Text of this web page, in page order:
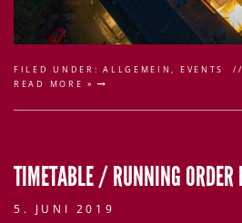
FILED UNDER:ALLGEMEIN, EVENTS
READ MORE »
TIMETABLE / RUNNING
5. JUNI 2019